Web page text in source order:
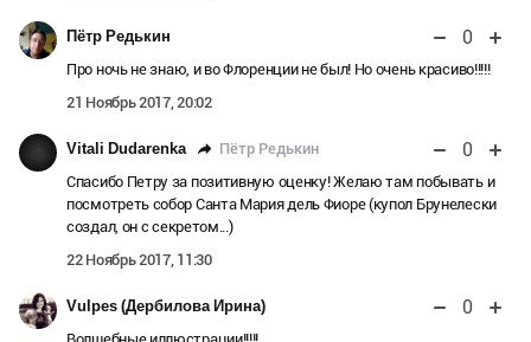
Пётр Редькин 0
Про ночь не знаю, и во Флоренции не был! Но очень красиво!!!!!
21 Ноябрь 2017, 20:02
Vitali Dudarenka Пётр Редькин 0
Спасибо Петру за позитивную оценку! Желаю там побывать и
посмотреть собор Санта Мария дель Фиоре (купол Брунелески
создал, он с секретом...)
22 Ноябрь 2017, 11:30
Vulpes (Дербилова Ирина) 0